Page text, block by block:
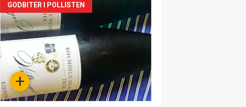
Forsiden
akkurat
nå
6 +
GODBITER I POLLISTEN